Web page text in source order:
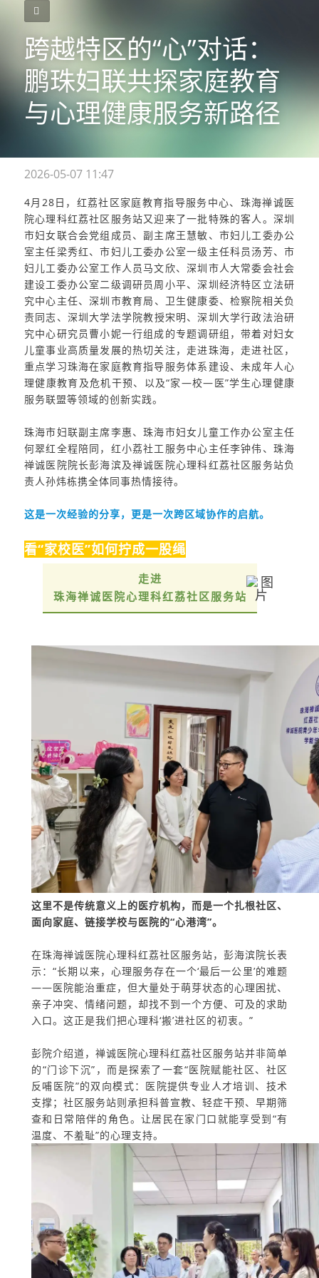
跨越特区的“心”对话：
鹏珠妇联共探家庭教育
与心理健康服务新路径
2026-05-07 11:47
4月28日， 红荔社区家庭教育指导服务中心、 珠海禅诚医
院心理科红荔社区服务站又迎来了一批特殊的客人。深圳
市妇女联合会党组成员、副主席王慧敏、市妇儿工委办公
室主任梁秀红、市妇儿工委办公室一级主任科员汤芳、市
妇儿工委办公室工作人员马文欣、深圳市人大常委会社会
建设工委办公室二级调研员周小平、深圳经济特区立法研
究中心主任、深圳市教育局、卫生健康委、检察院相关负
责同志、 深圳大学法学院教授宋明、深圳大学行政法治研
究中心研究员曹小妮一行组成的专题调研组，带着对妇女
儿童事业高质量发展的热切关注，走进珠海，走进社区，
重点学习珠海在家庭教育指导服务体系建设、未成年人心
理健康教育及危机干预、以及“家—校—医”学生心理健康
服务联盟等领域的创新实践。
珠海市妇联副主席李惠、珠海市妇女儿童工作办公室主任
何翠红全程陪同，红小荔社工服务中心主任李钟伟、珠海
禅诚医院院长彭海滨及禅诚医院心理科红荔社区服务站负
责人孙炜栋携全体同事热情接待。
这是一次经验的分享，更是一次跨区域协作的启航。
看“家校医”如何拧成一股绳
走进
珠海禅诚医院心理科红荔社区服务站
这里不是传统意义上的医疗机构，而是一个扎根社区、
面向家庭、链接学校与医院的“心港湾”。
在珠海禅诚医院心理科红荔社区服务站，彭海滨院长表
示：“长期以来，心理服务存在一个‘最后一公里’的难题
——医院能治重症，但大量处于萌芽状态的心理困扰、
亲子冲突、情绪问题，却找不到一个方便、可及的求助
入口。这正是我们把心理科‘搬’进社区的初衷。”
彭院介绍道，禅诚医院心理科红荔社区服务站并非简单
的“门诊下沉”，而是探索了一套“医院赋能社区、社区
反哺医院”的双向模式：医院提供专业人才培训、技术
支撑；社区服务站则承担科普宣教、轻症干预、早期筛
查和日常陪伴的角色。让居民在家门口就能享受到“有
温度、不羞耻”的心理支持。